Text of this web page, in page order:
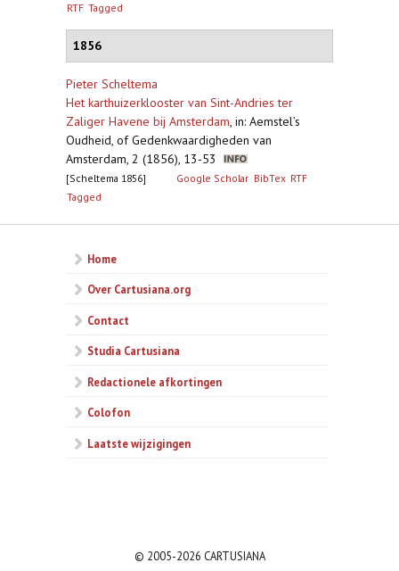
RTF Tagged
1856
Pieter Scheltema
Het karthuizerklooster van Sint-Andries ter
Zaliger Havene bij Amsterdam, in: Aemstel’s
Oudheid, of Gedenkwaardigheden van
Amsterdam, 2 (1856), 13-53
[Scheltema 1856] Google Scholar BibTex RTF
Tagged
Home
Over Cartusiana.org
Contact
Studia Cartusiana
Redactionele afkortingen
Colofon
Laatste wijzigingen
© 2005-2026 CARTUSIANA